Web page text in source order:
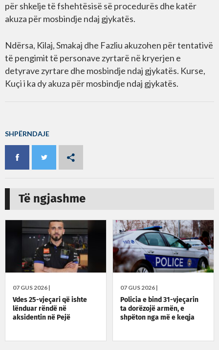
për shkelje të fshehtësisë së procedurës dhe katër
akuza për mosbindje ndaj gjykatës.
Ndërsa, Kilaj, Smakaj dhe Fazliu akuzohen për tentativë
të pengimit të personave zyrtarë në kryerjen e
detyrave zyrtare dhe mosbindje ndaj gjykatës. Kurse,
Kuçi i ka dy akuza për mosbindje ndaj gjykatës.
SHPËRNDAJE
Të ngjashme
07 GUS 2026 |
Vdes 25-vjeçari që ishte
lënduar rëndë në
aksidentin në Pejë
07 GUS 2026 |
Policia e bind 31-vjeçarin
ta dorëzojë armën, e
shpëton nga më e keqja